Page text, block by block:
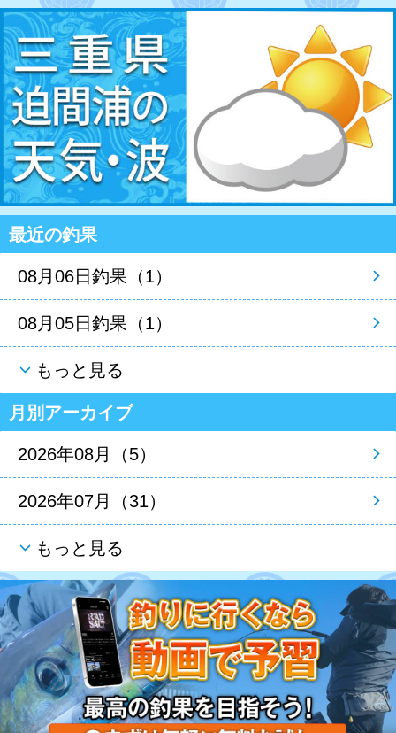
最近の釣果
08月06日釣果（1）
08月05日釣果（1）
もっと見る
月別アーカイブ
2026年08月（5）
2026年07月（31）
もっと見る